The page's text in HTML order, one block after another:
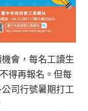
會，每名工讀生
得再報名。但每
司行號暑期打工